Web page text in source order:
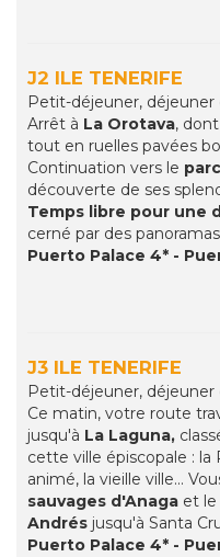
J2 ILE TENERIFE
Petit-déjeuner, déjeuner
Arrêt à La Orotava,
tout en ruelles pavées
Continuation vers le
découverte de ses
Temps libre pour une
cerné par des
Puerto Palace 4* -
J3 ILE TENERIFE
Petit-déjeuner, déjeuner
Ce matin, votre route
jusqu'à La Laguna,
cette ville épiscopale : la
animé, la vieille ville...
sauvages d'Anaga et le
Andrés jusqu'à Santa
Puerto Palace 4* -